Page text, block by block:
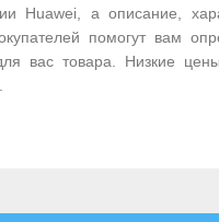
Huawei, а описание,
помогут вам
вас товара. Низкие